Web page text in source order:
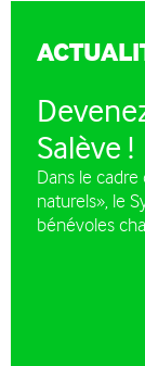
Salève !
Dans le
naturels», le
bénévoles